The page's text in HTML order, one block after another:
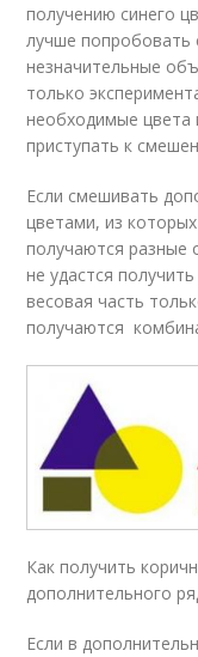
получению синего
лучше попробовать
незначительные
только
необходимые цвета
приступать к
Если смешивать
цветами, из
получаются разные
не удастся
весовая часть
получаются
Как получить
дополнительного
Если в